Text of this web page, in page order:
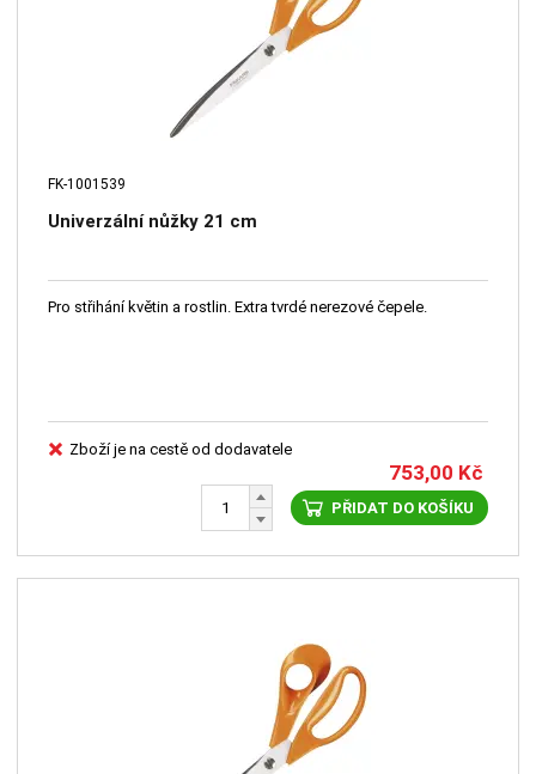
FK-1001539
Univerzální nůžky 21 cm
Pro střihání květin a rostlin. Extra tvrdé nerezové čepele.
Zboží je na cestě od dodavatele
753,00 Kč
PŘIDAT DO KOŠÍKU